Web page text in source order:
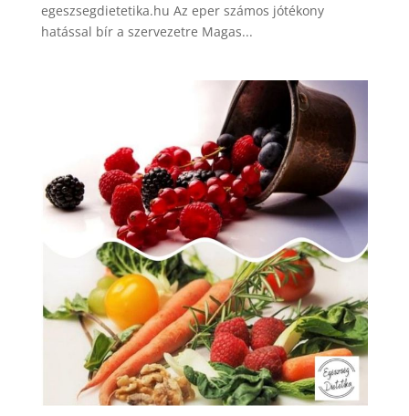
egeszsegdietetika.hu Az eper számos jótékony
hatással bír a szervezetre Magas...